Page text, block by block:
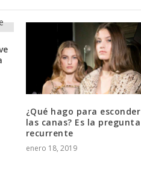
¿Qué hago para esconder
las canas? Es la pregunta
recurrente
enero 18, 2019